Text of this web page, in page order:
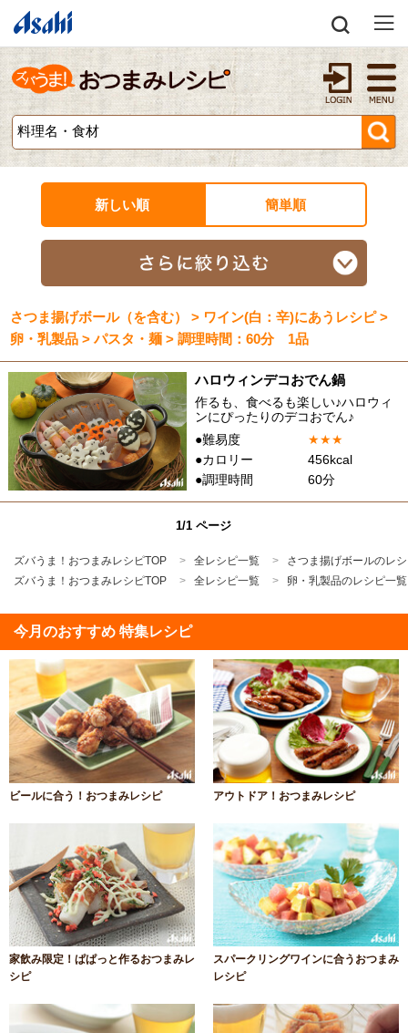
新しい順 簡単順
さつま揚げボール（を含む） > ワイン(白：辛)にあうレシピ >
卵・乳製品 > パスタ・麺 > 調理時間：60分 1品
ハロウィンデコおでん鍋
作るも、食べるも楽しい♪ハロウィ
ンにぴったりのデコおでん♪
●難易度
★★★
●カロリー
456kcal
●調理時間
60分
1/1 ページ
ズバうま！おつまみレシピTOP 全レシピ一覧
さつま揚げボールのレ
ズバうま！おつまみレシピTOP
全レシピ一覧 卵・乳製品のレシピ一覧
今月のおすすめ 特集レシピ
ビールに合う！おつまみレシピ アウトドア！おつまみレシピ
家飲み限定！ぱぱっと作るおつまみレ
シピ
スパークリングワインに合うおつまみ
レシピ